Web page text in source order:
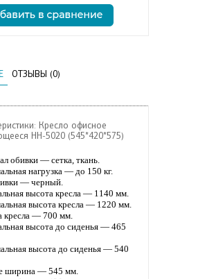
ОТЗЫВЫ (0)
Кресло офисное
НН-5020 (545*420*575)
обивки — сетка, ткань.
нагрузка — до 150 кг.
— черный.
высота кресла — 1140 мм.
высота кресла — 1220 мм.
кресла — 700 мм.
высота до сиденья — 465
высота до сиденья — 540
ширина — 545 мм.